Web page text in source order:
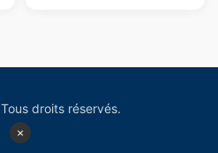
×
droits réservés.